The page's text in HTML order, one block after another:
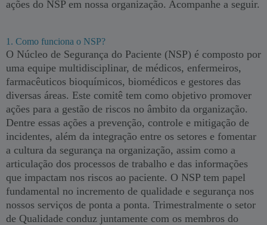
ações do NSP em nossa organização. Acompanhe a seguir.
1. Como funciona o NSP?
O Núcleo de Segurança do Paciente (NSP) é composto por
uma equipe multidisciplinar, de médicos, enfermeiros,
farmacêuticos bioquímicos, biomédicos e gestores das
diversas áreas. Este comitê tem como objetivo promover
ações para a gestão de riscos no âmbito da organização.
Dentre essas ações a prevenção, controle e mitigação de
incidentes, além da integração entre os setores e fomentar
a cultura da segurança na organização, assim como a
articulação dos processos de trabalho e das informações
que impactam nos riscos ao paciente. O NSP tem papel
fundamental no incremento de qualidade e segurança nos
nossos serviços de ponta a ponta. Trimestralmente o setor
de Qualidade conduz juntamente com os membros do